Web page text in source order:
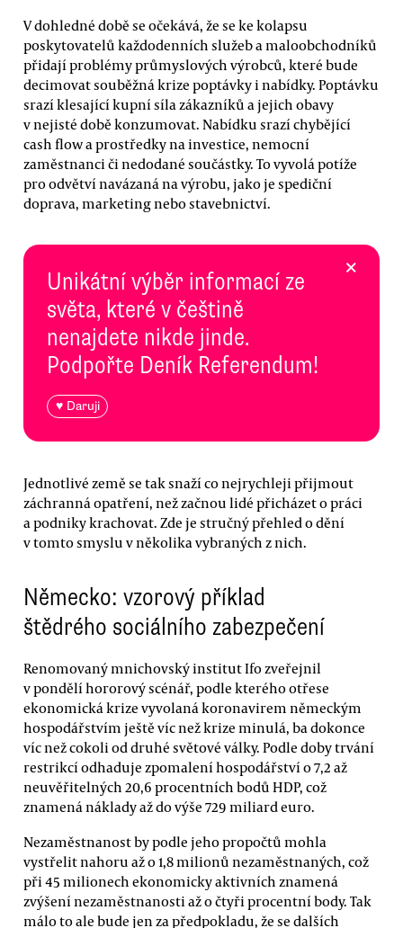
V dohledné době se očekává, že se ke kolapsu
poskytovatelů každodenních služeb a maloobchodníků
přidají problémy průmyslových výrobců, které bude
decimovat souběžná krize poptávky i nabídky. Poptávku
srazí klesající kupní síla zákazníků a jejich obavy
v nejisté době konzumovat. Nabídku srazí chybějící
cash flow a prostředky na investice, nemocní
zaměstnanci či nedodané součástky. To vyvolá potíže
pro odvětví navázaná na výrobu, jako je spediční
doprava, marketing nebo stavebnictví.
Unikátní výběr informací ze
světa, které v češtině
nenajdete nikde jinde.
Podpořte Deník Referendum!
♥ Daruji
×
Jednotlivé země se tak snaží co nejrychleji přijmout
záchranná opatření, než začnou lidé přicházet o práci
a podniky krachovat. Zde je stručný přehled o dění
v tomto smyslu v několika vybraných z nich.
Německo: vzorový příklad
štědrého sociálního zabezpečení
Renomovaný mnichovský institut Ifo zveřejnil
v pondělí hororový scénář, podle kterého otřese
ekonomická krize vyvolaná koronavirem německým
hospodářstvím ještě víc než krize minulá, ba dokonce
víc než cokoli od druhé světové války. Podle doby trvání
restrikcí odhaduje zpomalení hospodářství o 7,2 až
neuvěřitelných 20,6 procentních bodů HDP, což
znamená náklady až do výše 729 miliard euro.
Nezaměstnanost by podle jeho propočtů mohla
vystřelit nahoru až o 1,8 milionů nezaměstnaných, což
při 45 milionech ekonomicky aktivních znamená
zvýšení nezaměstnanosti až o čtyři procentní body. Tak
málo to ale bude jen za předpokladu, že se dalších